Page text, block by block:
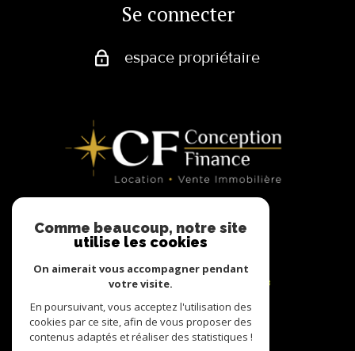
Se connecter
espace propriétaire
Adhérents
Comme beaucoup, notre site
utilise les cookies
On aimerait vous accompagner pendant
votre visite.
En poursuivant, vous acceptez l'utilisation des
cookies par ce site, afin de vous proposer des
contenus adaptés et réaliser des statistiques !